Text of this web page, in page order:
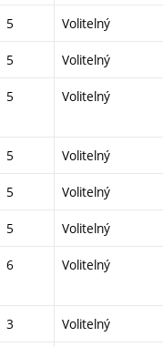
5 Volitelný
5 Volitelný
5 Volitelný
5 Volitelný
5 Volitelný
5 Volitelný
6 Volitelný
3 Volitelný